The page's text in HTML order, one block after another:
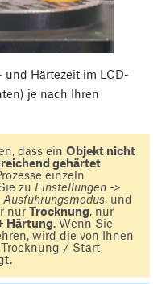
und Härtezeit im LCD-
je nach Ihren
dass ein Objekt nicht
gehärtet
einzeln
zu Einstellungen ->
, und
nur Trocknung, nur
Härtung. Wenn Sie
wird die von Ihnen
/ Start